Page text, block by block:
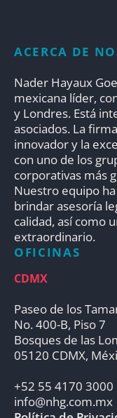
ACERCA DE
Nader Hayaux
mexicana líder,
y Londres. Está
asociados. La
innovador y la
con uno de los
corporativas más
Nuestro equipo
brindar asesoría
calidad, así como
extraordinario.
OFICINAS
CDMX
Paseo de los
No. 400-B, Piso 7
Bosques de las
05120 CDMX,
+52 55 4170 3000
info@nhg.com.mx